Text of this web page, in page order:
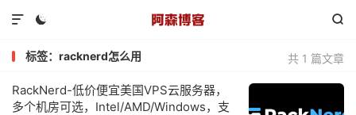
 

共 1 篇文章
标签：racknerd怎么用
RackNerd-低价便宜美国VPS云服务器，
多个机房可选，Intel/AMD/Windows，支